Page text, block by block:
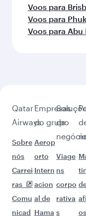
Voos para
Voos para
Voos para Abu
Qatar
Airways
Sobre
nós
Carrei
ras
Comu
nicad
Empresas
do grupo
Aerop
orto
Intern
acion
al de
Hama
de
Viage
ns
corpo
rativa
s
os